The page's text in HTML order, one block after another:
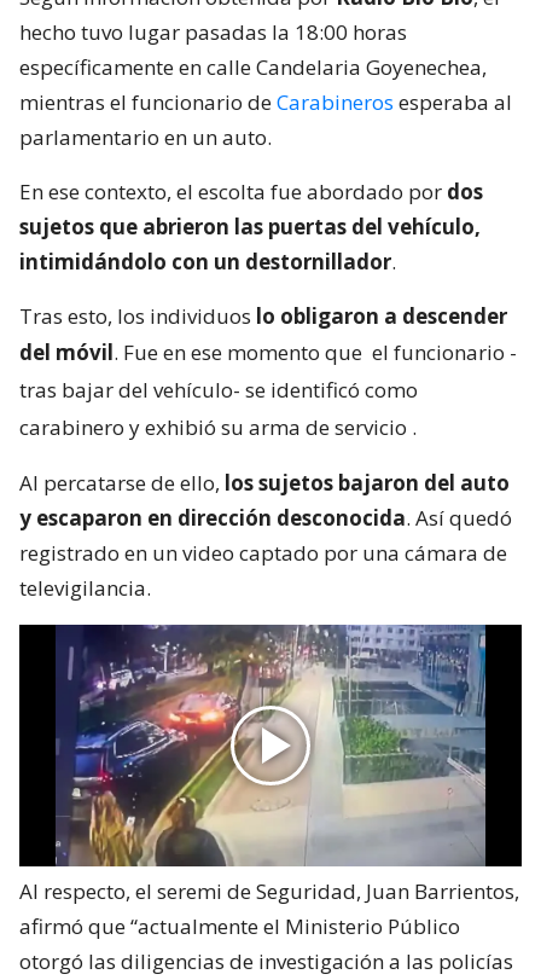
hecho tuvo lugar pasadas la 18:00 horas
específicamente en calle Candelaria Goyenechea,
mientras el funcionario deCarabineros esperaba al
parlamentario en un auto.
En ese contexto, el escolta fue abordado por dos
sujetos que abrieron las puertas del vehículo,
intimidándolo con un destornillador.
Tras esto, los individuos lo obligaron a descender
del móvil. Fue en ese momento que el funcionario -
tras bajar del vehículo- se identificó como
carabinero y exhibió su arma de servicio .
Al percatarse de ello, los sujetos bajaron del auto
y escaparon en dirección desconocida. Así quedó
registrado en un video captado por una cámara de
televigilancia.
Al respecto, el seremi de Seguridad, Juan Barrientos,
afirmó que “actualmente el Ministerio Público
otorgó las diligencias de investigación a las policías